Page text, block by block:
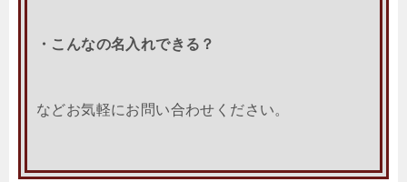
・こんなの名入れできる？
などお気軽にお問い合わせください。